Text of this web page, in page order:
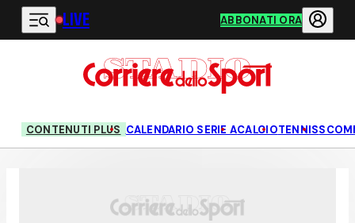
Vai al contenuto principale
LIVE ABBONATI ORA
CONTENUTI PLUS CALENDARIO SERIE ACALCIOTENNIS